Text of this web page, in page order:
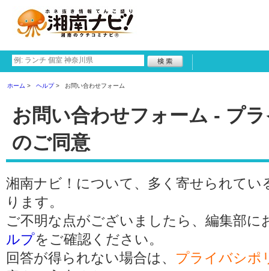
ホーム ヘルプ お問い合わせフォーム
お問い合わせフォーム - プ
のご同意
湘南ナビ！について、多く寄せられてい
ります。
ご不明な点がございましたら、編集部
ルプをご確認ください。
回答が得られない場合は、 プライバシポ